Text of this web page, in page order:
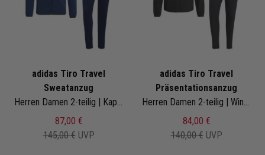
adidas Tiro Travel
Sweatanzug
Herren Damen 2-teilig | Kapuzenjacke Sweathose | Jogginganzug
87,00 €
145,00 € UVP
adidas Tiro Travel
Präsentationsanzug
Herren Damen 2-teilig | Windbreaker Präsentationshose
84,00 €
140,00 € UVP